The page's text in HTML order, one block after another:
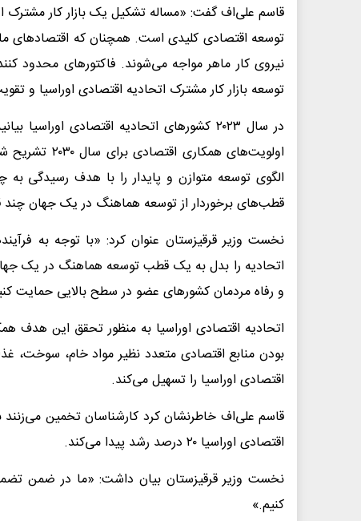
قاسم علی‌اف گفت: «مساله تشکیل یک بازار کار مشترک
توسعه اقتصادی کلیدی است. همچنان که اقتصادهای ما
نیروی کار ماهر مواجه می‌شوند. فاکتورهای محدود
توسعه بازار کار مشترک اتحادیه اقتصادی اوراسیا و
در سال ۲۰۲۳ کشورهای اتحادیه اقتصادی
اولویت‌های
الگوی توسعه متوازن و پایدار را با هدف رسیدگی
قطب‌های برخوردار از توسعه هماهنگ در یک جهان
نخست وزیر قرقیزستان عنوان کرد: «با توجه به
و رفاه مردمان کشورهای عضو در سطح بالایی حمایت
اتحادیه اقتصادی اوراسیا به منظور تحقق این
بودن منابع اقتصادی متعدد نظیر مواد خام، سوخت،
اقتصادی اوراسیا را تسهیل می‌کند.
قاسم علی‌اف خاطرنشان کرد کارشناسان تخمین
اقتصادی اوراسیا ۲۰ درصد رشد پیدا می‌کند.
نخست وزیر قرقیزستان بیان داشت: «ما در ضمن
کنیم.»